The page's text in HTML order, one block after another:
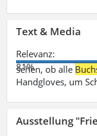
Text & Media
Relevanz:
81%
sehen, ob alle
Handgloves, um
Ausstellung